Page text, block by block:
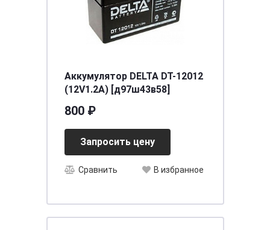
Аккумулятор DELTA DT-12012
(12V1.2A) [д97ш43в58]
800 ₽
Запросить цену
Сравнить В избранное